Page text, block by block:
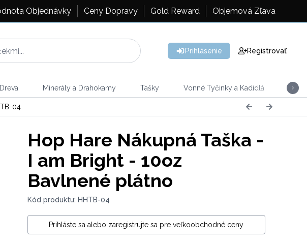
Objednávky Ceny Dopravy Gold Reward Objemová Zľava
Prihlásenie Registrovať
Minerály a Drahokamy Tašky Vonné Tyčinky a Kadidlá
04
Hop Hare Nákupná Taška -
I am Bright - 10oz
Bavlnené plátno
Kód produktu: HHTB-04
Prihláste sa alebo zaregistrujte sa pre veľkoobchodné ceny